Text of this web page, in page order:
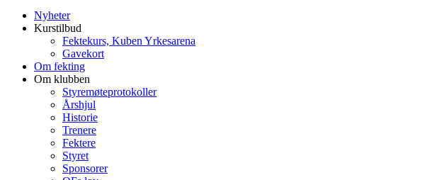
Nyheter
Kurstilbud
Fektekurs, Kuben Yrkesarena
Gavekort
Om fekting
Om klubben
Styremøteprotokoller
Årshjul
Historie
Trenere
Fektere
Styret
Sponsorer